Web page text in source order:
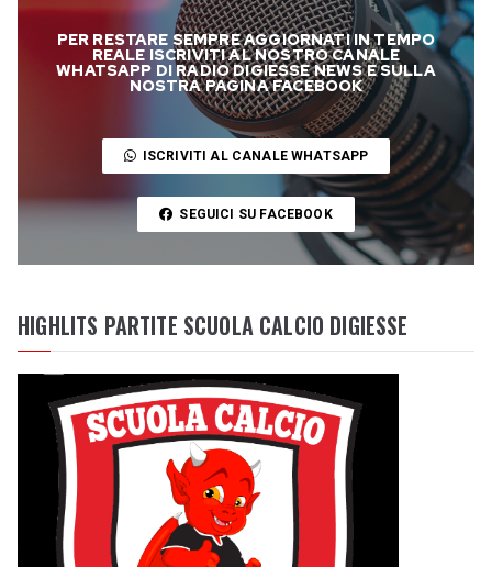
PER RESTARE SEMPRE AGGIORNATI IN TEMPO
REALE ISCRIVITI AL NOSTRO CANALE
WHATSAPP DI RADIO DIGIESSE NEWS E SULLA
NOSTRA PAGINA FACEBOOK
ISCRIVITI AL CANALE WHATSAPP
SEGUICI SU FACEBOOK
HIGHLITS PARTITE SCUOLA CALCIO DIGIESSE